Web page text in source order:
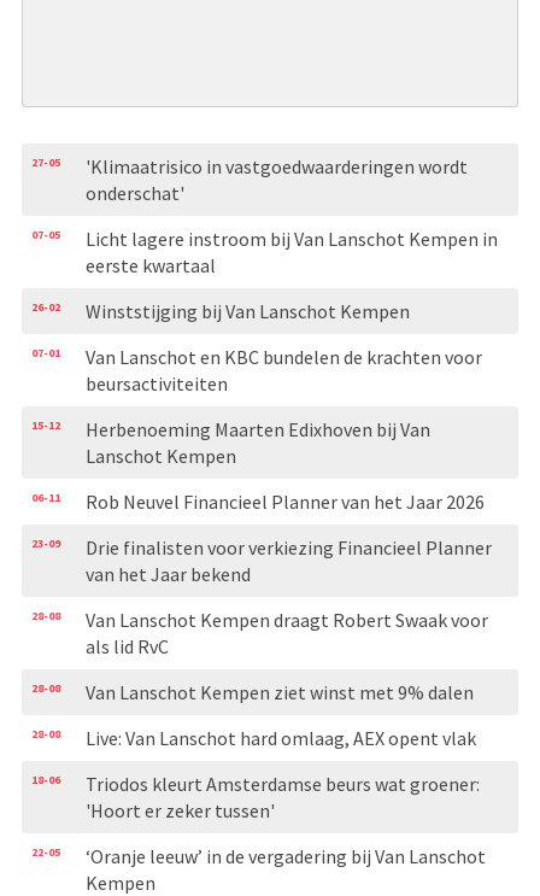
27-05
'Klimaatrisico in vastgoedwaarderingen wordt
onderschat'
07-05
Licht lagere instroom bij Van Lanschot Kempen in
eerste kwartaal
26-02 Winststijging bij Van Lanschot Kempen
07-01
Van Lanschot en KBC bundelen de krachten voor
beursactiviteiten
15-12
Herbenoeming Maarten Edixhoven bij Van
Lanschot Kempen
06-11 Rob Neuvel Financieel Planner van het Jaar 2026
23-09
Drie finalisten voor verkiezing Financieel Planner
van het Jaar bekend
28-08
Van Lanschot Kempen draagt Robert Swaak voor
als lid RvC
28-08 Van Lanschot Kempen ziet winst met 9% dalen
28-08 Live: Van Lanschot hard omlaag, AEX opent vlak
18-06
Triodos kleurt Amsterdamse beurs wat groener:
'Hoort er zeker tussen'
22-05
‘Oranje leeuw’ in de vergadering bij Van Lanschot
Kempen